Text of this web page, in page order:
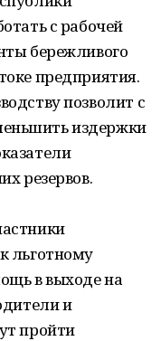
с рабочей
бережливого
предприятия.
позволит с
издержки
резервов.
льготному
в выходе на
и
пройти